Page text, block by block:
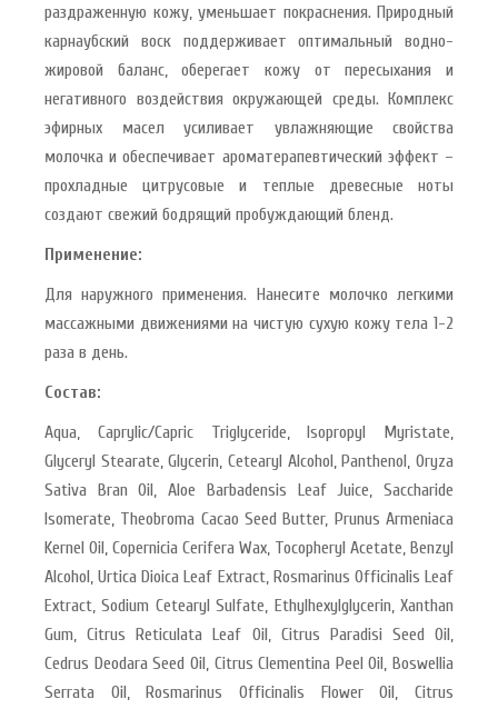
раздраженную кожу, уменьшает покраснения. Природный
карнаубский воск поддерживает оптимальный водно-
жировой баланс, оберегает кожу от пересыхания и
негативного воздействия окружающей среды. Комплекс
эфирных масел усиливает увлажняющие свойства
молочка и обеспечивает ароматерапевтический эффект –
прохладные цитрусовые и теплые древесные ноты
создают свежий бодрящий пробуждающий бленд.
Применение:
Для наружного применения. Нанесите молочко легкими
массажными движениями на чистую сухую кожу тела 1-2
раза в день.
Состав:
Aqua, Caprylic/Capric Triglyceride, Isopropyl Myristate,
Glyceryl Stearate, Glycerin, Cetearyl Alcohol, Panthenol, Oryza
Sativa Bran Oil, Aloe Barbadensis Leaf Juice, Saccharide
Isomerate, Theobroma Cacao Seed Butter, Prunus Armeniaca
Kernel Oil, Copernicia Cerifera Wax, Tocopheryl Acetate, Benzyl
Alcohol, Urtica Dioica Leaf Extract, Rosmarinus Officinalis Leaf
Extract, Sodium Cetearyl Sulfate, Ethylhexylglycerin, Xanthan
Gum, Citrus Reticulata Leaf Oil, Citrus Paradisi Seed Oil,
Cedrus Deodara Seed Oil, Citrus Clementina Peel Oil, Boswellia
Serrata Oil, Rosmarinus Officinalis Flower Oil, Citrus